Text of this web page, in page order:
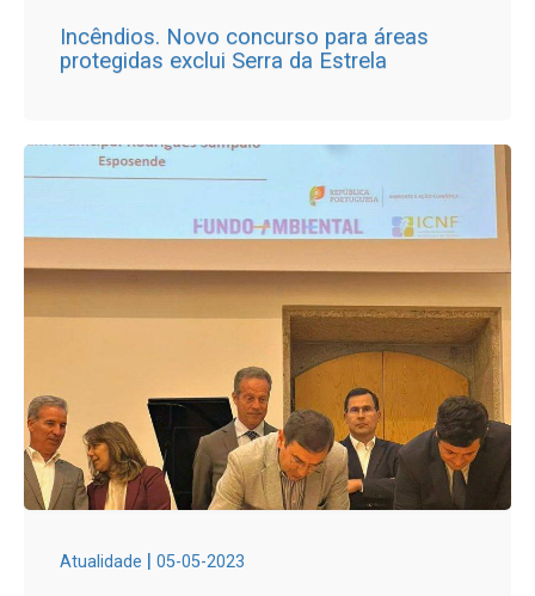
Incêndios. Novo concurso para áreas
protegidas exclui Serra da Estrela
Atualidade | 05-05-2023